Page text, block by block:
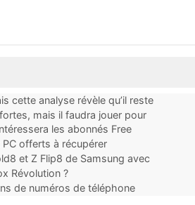
cette analyse révèle qu’il reste
mais il faudra jouer pour
les abonnés Free
offerts à récupérer
et Z Flip8 de Samsung avec
Révolution ?
de numéros de téléphone